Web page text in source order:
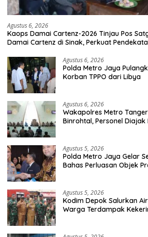
Agustus 6, 2026
Kaops Damai Cartenz-2026 Tinjau Pos
Damai Cartenz di Sinak, Perkuat
Agustus 6, 2026
Polda Metro Jaya
Korban TPPO dari Libya
Agustus 6, 2026
Wakapolres Metro
Binrohtal, Personel
Agustus 5, 2026
Polda Metro Jaya Gelar
Bahas Perluasan Objek
Agustus 5, 2026
Kodim Depok Salurkan
Warga Terdampak